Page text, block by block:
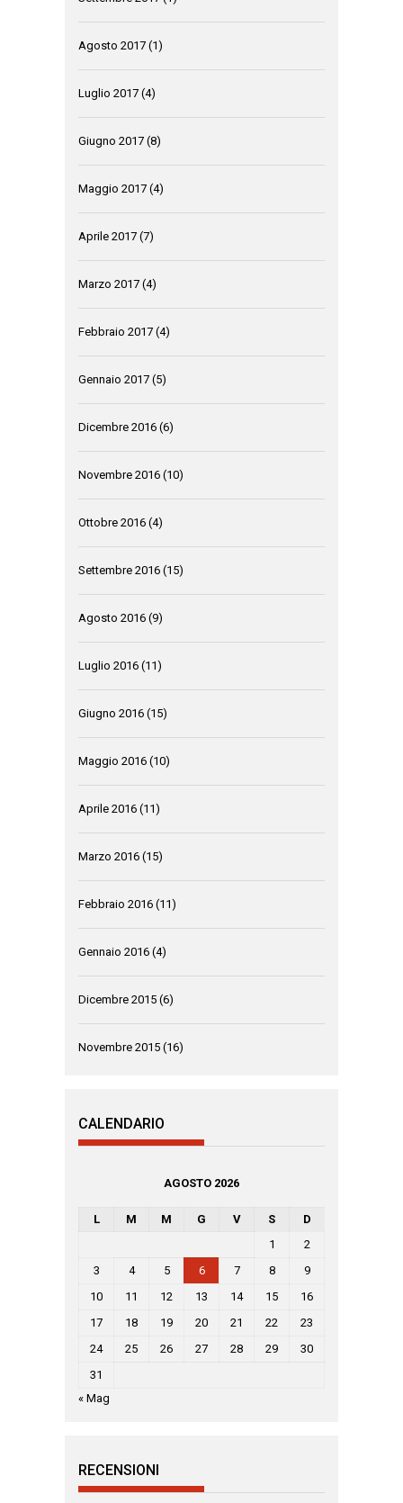
Agosto 2017 (1)
Luglio 2017 (4)
Giugno 2017 (8)
Maggio 2017 (4)
Aprile 2017 (7)
Marzo 2017 (4)
Febbraio 2017 (4)
Gennaio 2017 (5)
Dicembre 2016 (6)
Novembre 2016 (10)
Ottobre 2016 (4)
Settembre 2016 (15)
Agosto 2016 (9)
Luglio 2016 (11)
Giugno 2016 (15)
Maggio 2016 (10)
Aprile 2016 (11)
Marzo 2016 (15)
Febbraio 2016 (11)
Gennaio 2016 (4)
Dicembre 2015 (6)
Novembre 2015 (16)
CALENDARIO
AGOSTO 2026
L M M G V S
D
1
2
3
4 5 6 7 8
9
10
11 12 13 14 15
16
17
18 19 20 21 22
23
24
25 26 27 28 29
30
31
« Mag
RECENSIONI